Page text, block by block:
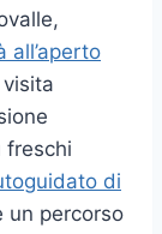
all’aperto
freschi
di
un percorso